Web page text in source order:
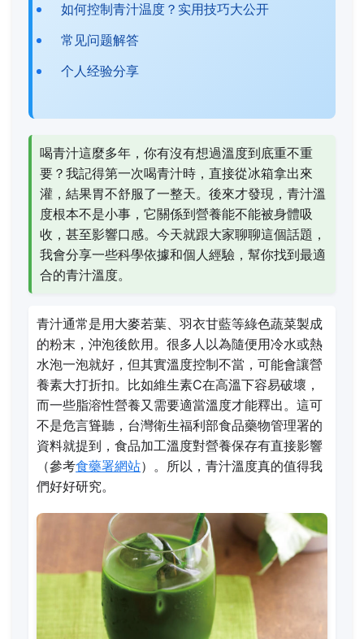
如何控制青汁温度？实用技巧大公开
常见问题解答
个人经验分享
喝青汁這麼多年，你有沒有想過溫度到底重不重
要？我記得第一次喝青汁時，直接從冰箱拿出來
灌，結果胃不舒服了一整天。後來才發現，青汁溫
度根本不是小事，它關係到營養能不能被身體吸
收，甚至影響口感。今天就跟大家聊聊這個話題，
我會分享一些科學依據和個人經驗，幫你找到最適
合的青汁溫度。
青汁通常是用大麥若葉、羽衣甘藍等綠色蔬菜製成
的粉末，沖泡後飲用。很多人以為隨便用冷水或熱
水泡一泡就好，但其實溫度控制不當，可能會讓營
養素大打折扣。比如維生素C在高溫下容易破壞，
而一些脂溶性營養又需要適當溫度才能釋出。這可
不是危言聳聽，台灣衛生福利部食品藥物管理署的
資料就提到，食品加工溫度對營養保存有直接影響
（參考食藥署網站）。所以，青汁溫度真的值得我
們好好研究。